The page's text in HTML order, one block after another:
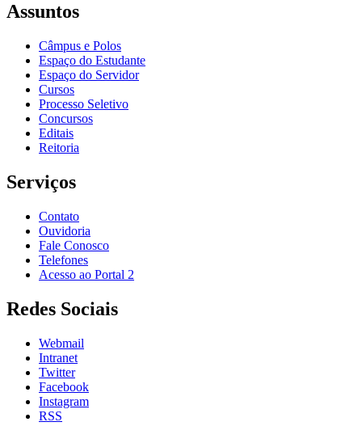
Assuntos
Câmpus e Polos
Espaço do Estudante
Espaço do Servidor
Cursos
Processo Seletivo
Concursos
Editais
Reitoria
Serviços
Contato
Ouvidoria
Fale Conosco
Telefones
Acesso ao Portal 2
Redes Sociais
Webmail
Intranet
Twitter
Facebook
Instagram
RSS